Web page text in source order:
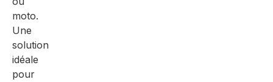
moto.
Une
solution
idéale
pour